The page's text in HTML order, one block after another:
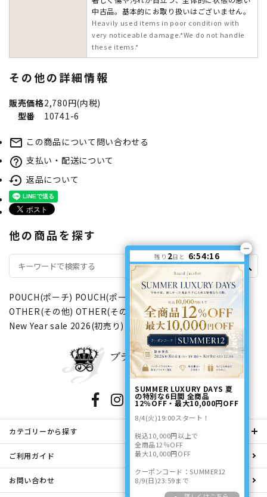
中古品。基本的にお取り扱いはございません。
Heavily used items in poor condition with
very noticeable damage.*We do not handle
these items.*
その他の詳細情報
販売価格2,780円(内税)
型番
10741-6
mail_outline この商品について問い合わせる
help_outline 支払い・配送について
settings_backup_restore 返品について
他の商品を探す
search
POUCH(ポーチ) POUCH(ポーチ)その他の開閉タイプ
OTHER(その他) OTHER(その他) コスメ&ビューティー
New Year sale 2026(初売り)
カテゴリーから探す
ご利用ガイド
お問い合わせ
残り 2日と 6:54:16
SUMMER LUXURY DAYS 夏
の特別な6日間 全商品
12％OFF・最大10,000円OFF
8/4(火)19:00スタート！
税込10,000円以上で
全商品12％OFF
最大10,000円OFF
クーポンコード：SUMMER12
8/9(日)23:59まで